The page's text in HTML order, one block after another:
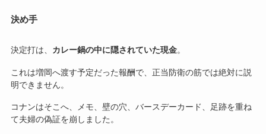
決め手
決定打は、 カレー鍋の中に隠されていた現金。
これは増岡へ渡す予定だった報酬で、正当防衛の筋では絶対に説
明できません。
コナンはそこへ、メモ、壁の穴、バースデーカード、足跡を重ね
て夫婦の偽証を崩しました。